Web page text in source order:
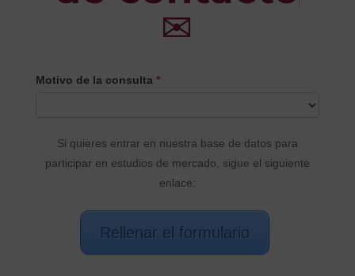
✉
CONTACTO
Motivo de la consulta *
Si quieres entrar en nuestra base de datos para
participar en estudios de mercado, sigue el siguiente
enlace:
Rellenar el formulario